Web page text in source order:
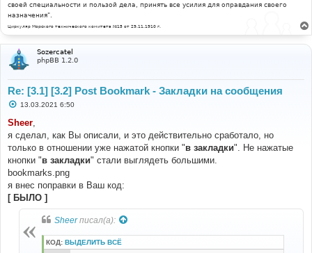
своей специальности и пользой дела, принять все усилия для оправдания своего
назначения".
Циркуляр Морского технического комитета №15 от 29.11.1910 г.
Sozercatel
phpBB 1.2.0
Re: [3.1] [3.2] Post Bookmark - Закладки на сообщения
С
о
б
щ
е
н
и
е
13.03.2021 6:50
Sheer,
я сделал, как Вы описали, и это действительно сработало, но
только в отношении уже нажатой кнопки "в закладки". Не нажатые
кнопки "в закладки" стали выглядеть большими.
bookmarks.png
я внес поправки в Ваш код:
[ БЫЛО ]
Sheerписал(а):
КОД: ВЫДЕЛИТЬ ВСЁ